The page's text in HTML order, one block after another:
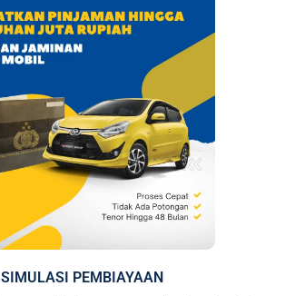
SIMULASI PEMBIAYAAN